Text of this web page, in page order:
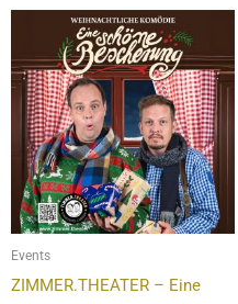
Events
ZIMMER.THEATER – Eine